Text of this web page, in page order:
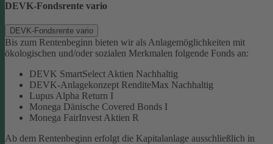
DEVK-Fondsrente vario
DEVK-Fondsrente vario
Bis zum Rentenbeginn bieten wir als Anlagemöglichkeiten mit
ökologischen und/oder sozialen Merkmalen folgende Fonds an:
DEVK SmartSelect Aktien Nachhaltig
DEVK-Anlagekonzept RenditeMax Nachhaltig
Lupus Alpha Return I
Monega Dänische Covered Bonds I
Monega FairInvest Aktien R
Ab dem Rentenbeginn erfolgt die Kapitalanlage ausschließlich in